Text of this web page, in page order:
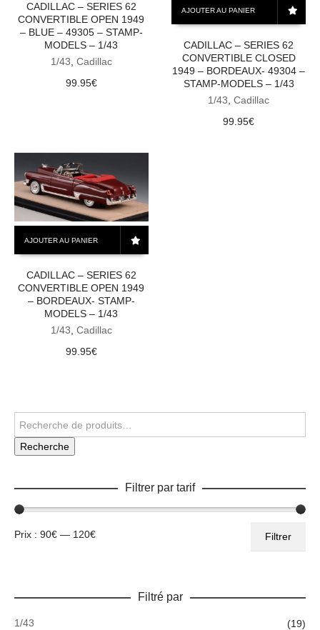
CADILLAC – SERIES 62
CONVERTIBLE OPEN 1949
– BLUE – 49305 – STAMP-
MODELS – 1/43
1/43 Cadillac
99.95€
AJOUTER AU PANIER
CADILLAC – SERIES 62
CONVERTIBLE CLOSED
1949 – BORDEAUX- 49304 –
STAMP-MODELS – 1/43
1/43 ,Cadillac
99.95€
AJOUTER AU PANIER
CADILLAC – SERIES 62
CONVERTIBLE OPEN 1949
– BORDEAUX- STAMP-
MODELS – 1/43
1/43 Cadillac
99.95€
Recherche
Filtrer par tarif
Prix
Prix
Filtrer
Prix : 90€ — 120€
Filtré par
1/43 (19)